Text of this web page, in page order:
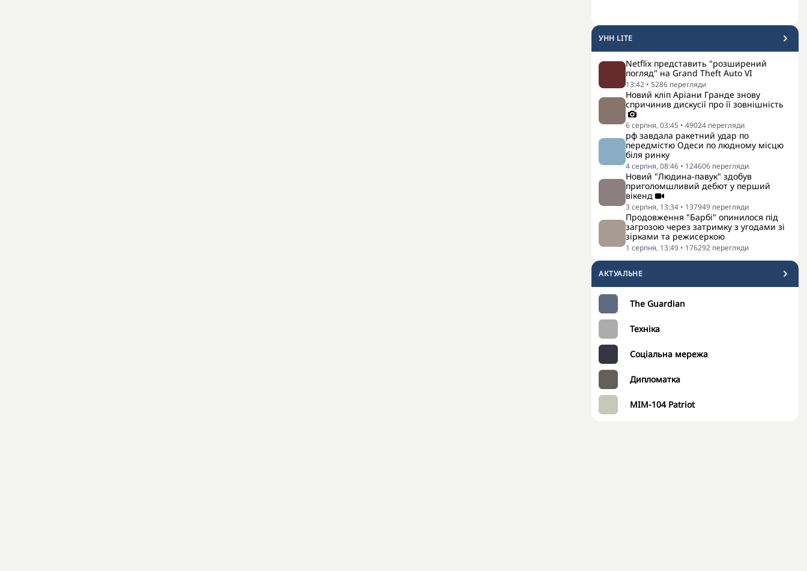
УНН LITE
Netflix представить "розширений
погляд" на Grand Theft Auto VI
13:42 • 5286 перегляди
Новий кліп Аріани Гранде знову
спричинив дискусії про її зовнішність
6 серпня, 03:45 • 49024 перегляди
рф завдала ракетний удар по
передмістю Одеси по людному місцю
біля ринку
4 серпня, 08:46 • 124606 перегляди
Новий "Людина-павук" здобув
приголомшливий дебют у перший
вікенд
3 серпня, 13:34 • 137949 перегляди
Продовження "Барбі" опинилося під
загрозою через затримку з угодами зі
зірками та режисеркою
1 серпня, 13:49 • 176292 перегляди
АКТУАЛЬНЕ
The Guardian
Техніка
Соціальна мережа
Дипломатка
MIM-104 Patriot